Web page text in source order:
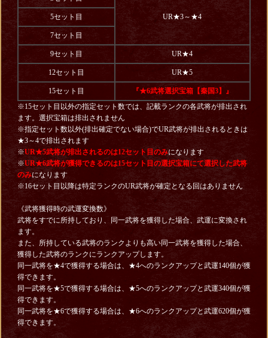
UR★3～★4
5セット目
7セット目
9セット目 UR★4
12セット目 UR★5
15セット目
『★6武将選択宝箱【秦国3】』
※15セット目以外の指定セット数では、記載ランクの各武将が排出され
ます。選択宝箱は排出されません
※指定セット数以外(排出確定でない場合)でUR武将が排出されるときは
★3～4で排出されます
※UR★5武将が排出されるのは12セット目のみになります
※UR★6武将が獲得できるのは15セット目の選択宝箱にて選択した武将
のみになります
※16セット目以降は特定ランクのUR武将が確定となる回はありません
《武将獲得時の武運変換数》
武将をすでに所持しており、同一武将を獲得した場合、武運に変換され
ます。
また、所持している武将のランクよりも高い同一武将を獲得した場合、
獲得した武将のランクにランクアップします。
同一武将を★4で獲得する場合は、★4へのランクアップと武運140個が獲
得できます。
同一武将を★5で獲得する場合は、★5へのランクアップと武運340個が獲
得できます。
同一武将を★6で獲得する場合は、★6へのランクアップと武運620個が獲
得できます。